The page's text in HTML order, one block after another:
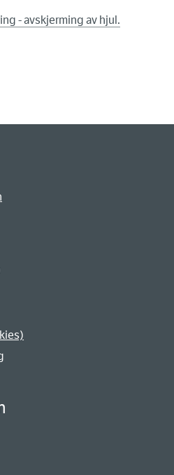
- avskjerming av hjul.